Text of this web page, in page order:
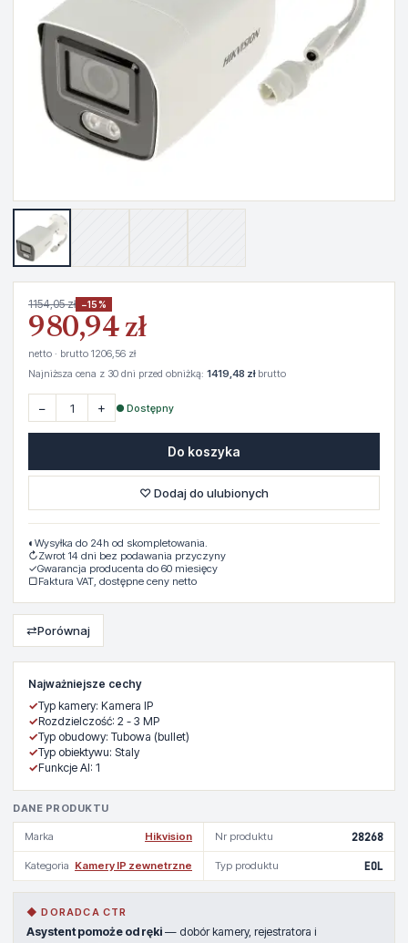
Najważniejsze cechy
✓Typ kamery: Kamera IP
✓Rozdzielczość: 2 - 3 MP
✓Typ obudowy: Tubowa (bullet)
✓Typ obiektywu: Staly
✓Funkcje AI: 1
DANE PRODUKTU
Marka Hikvision Nr produktu 28268
Kategoria Kamery IP zewnetrzne Typ produktu EOL
◆ DORADCA CTR
Asystent pomoże od ręki — dobór kamery, rejestratora i
1154,05 zł −15%
980,94 zł
netto · brutto 1206,56 zł
Najniższa cena z 30 dni przed obniżką: 1419,48 złbrutto
− + ● Dostępny
Do koszyka
♡ Dodaj do ulubionych
◐ Wysyłka do 24h od skompletowania.
↻Zwrot 14 dni bez podawania przyczyny
✓Gwarancja producenta do 60 miesięcy
▢Faktura VAT, dostępne ceny netto
⇄Porównaj